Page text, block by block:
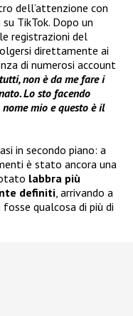
dell’attenzione con
TikTok. Dopo un
registrazioni del
direttamente ai
di numerosi account
non è da me fare i
Lo sto facendo
mio e questo è il
in secondo piano: a
è stato ancora una
labbra più
definiti, arrivando a
qualcosa di più di